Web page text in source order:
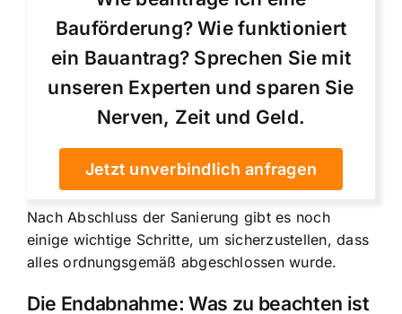
Bauförderung? Wie funktioniert
ein Bauantrag? Sprechen Sie mit
unseren Experten und sparen Sie
Nerven, Zeit und Geld.
Jetzt unverbindlich anfragen
Nach Abschluss der Sanierung gibt es noch
einige wichtige Schritte, um sicherzustellen, dass
alles ordnungsgemäß abgeschlossen wurde.
Die Endabnahme: Was zu beachten ist